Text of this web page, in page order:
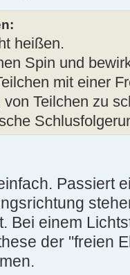
heißen.
Spin und
mit einer
Teilchen zu
Passiert
Bei einem
der "freien